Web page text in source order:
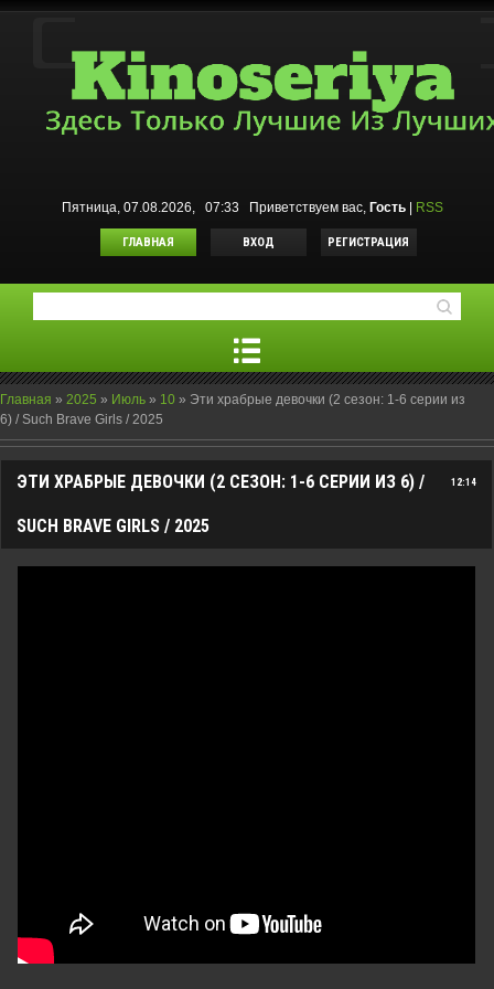
Пятница, 07.08.2026, 07:33 Приветствуем вас, Гость RSS
ГЛАВНАЯ ВХОД РЕГИСТРАЦИЯ
Главная » 2025 » Июль » 10 » Эти храбрые девочки (2 сезон: 1-6 серии из
6) / Such Brave Girls / 2025
12:14
ЭТИ ХРАБРЫЕ ДЕВОЧКИ (2 СЕЗОН: 1-6 СЕРИИ ИЗ 6) /
SUCH BRAVE GIRLS / 2025